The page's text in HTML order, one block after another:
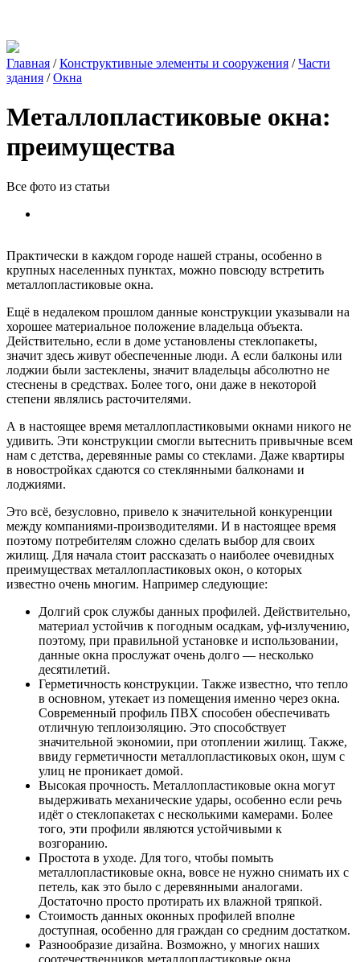
Главная /Конструктивные элементы и сооружения /Части
здания /Окна
Металлопластиковые окна:
преимущества
Все фото из статьи
Практически в каждом городе нашей страны, особенно в
крупных населенных пунктах, можно повсюду встретить
металлопластиковые окна.
Ещё в недалеком прошлом данные конструкции указывали на
хорошее материальное положение владельца объекта.
Действительно, если в доме установлены стеклопакеты,
значит здесь живут обеспеченные люди. А если балконы или
лоджии были застеклены, значит владельцы абсолютно не
стеснены в средствах. Более того, они даже в некоторой
степени являлись расточителями.
А в настоящее время металлопластиковыми окнами никого не
удивить. Эти конструкции смогли вытеснить привычные всем
нам с детства, деревянные рамы со стеклами. Даже квартиры
в новостройках сдаются со стеклянными балконами и
лоджиями.
Это всё, безусловно, привело к значительной конкуренции
между компаниями-производителями. И в настоящее время
поэтому потребителям сложно сделать выбор для своих
жилищ. Для начала стоит рассказать о наиболее очевидных
преимуществах металлопластиковых окон, о которых
известно очень многим. Например следующие:
Долгий срок службы данных профилей. Действительно,
материал устойчив к погодным осадкам, уф-излучению,
поэтому, при правильной установке и использовании,
данные окна прослужат очень долго — несколько
десятилетий.
Герметичность конструкции. Также известно, что тепло
в основном, утекает из помещения именно через окна.
Современный профиль ПВХ способен обеспечивать
отличную теплоизоляцию. Это способствует
значительной экономии, при отоплении жилищ. Также,
ввиду герметичности металлопластиковых окон, шум с
улиц не проникает домой.
Высокая прочность. Металлопластиковые окна могут
выдерживать механические удары, особенно если речь
идёт о стеклопакетах с несколькими камерами. Более
того, эти профили являются устойчивыми к
возгоранию.
Простота в уходе. Для того, чтобы помыть
металлопластиковые окна, вовсе не нужно снимать их с
петель, как это было с деревянными аналогами.
Достаточно просто протирать их влажной тряпкой.
Стоимость данных оконных профилей вполне
доступная, особенно для граждан со средним достатком.
Разнообразие дизайна. Возможно, у многих наших
соотечественников металлопластиковые окна